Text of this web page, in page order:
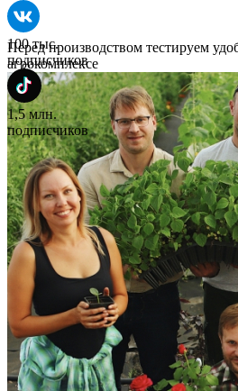
100 тыс.
подписчиков
1,5 млн.
подписчиков
Перед производством тестируем
агрокомплексе